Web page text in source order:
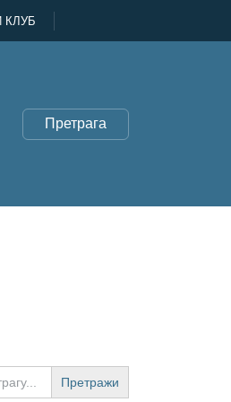
КЛУБ
Претрага